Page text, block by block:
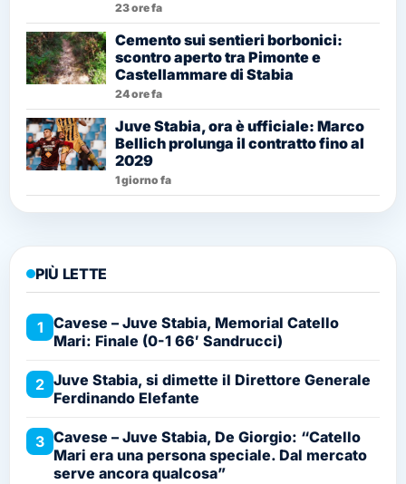
23 ore fa
Cemento sui sentieri borbonici:
scontro aperto tra Pimonte e
Castellammare di Stabia
24 ore fa
Juve Stabia, ora è ufficiale: Marco
Bellich prolunga il contratto fino al
2029
1 giorno fa
PIÙ LETTE
1 Cavese – Juve Stabia, Memorial Catello
Mari: Finale (0-1 66′ Sandrucci)
2 Juve Stabia, si dimette il Direttore Generale
Ferdinando Elefante
3 Cavese – Juve Stabia, De Giorgio: “Catello
Mari era una persona speciale. Dal mercato
serve ancora qualcosa”